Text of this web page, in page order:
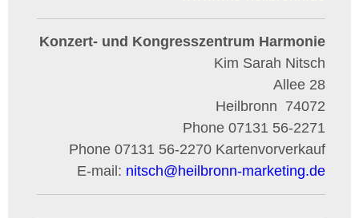
Konzert- und Kongresszentrum Harmonie
Kim Sarah Nitsch
Allee 28
74072
Heilbronn
Phone 07131 56-2271
Phone 07131 56-2270 Kartenvorverkauf
E-mail: nitsch@heilbronn-marketing.de